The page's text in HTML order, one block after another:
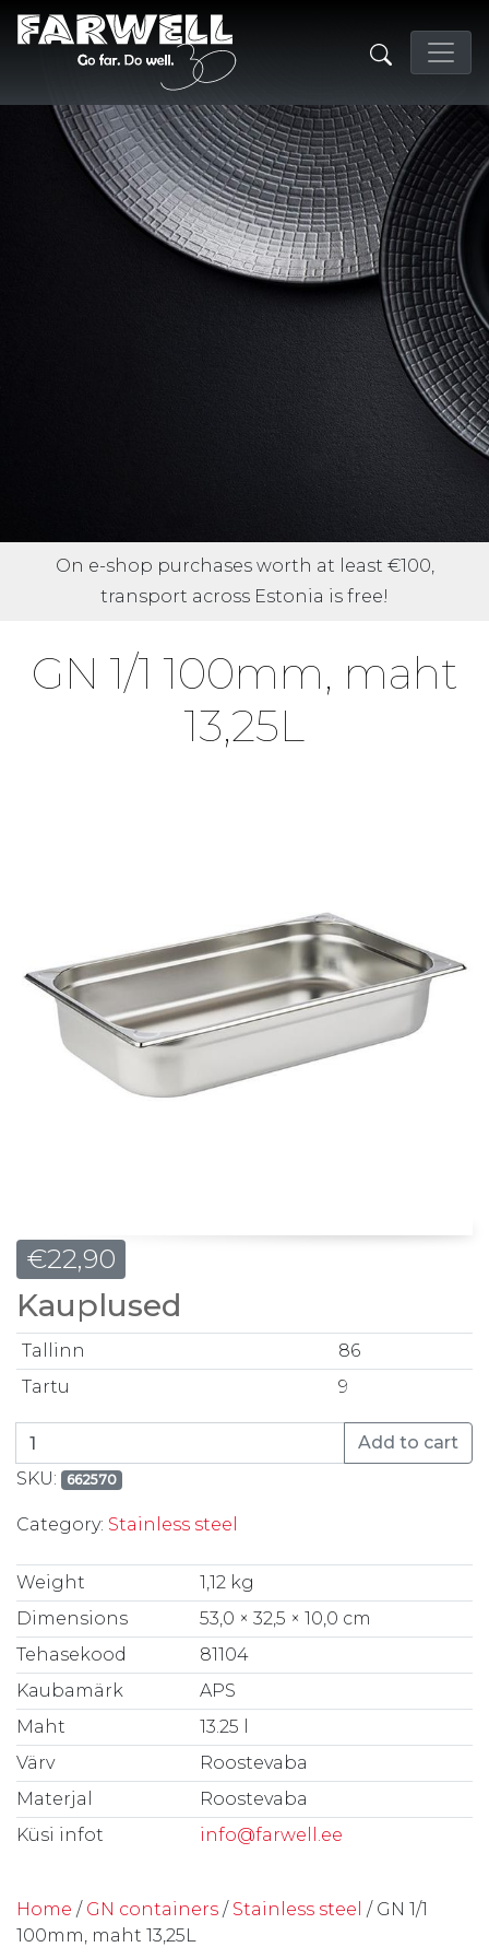
On e-shop purchases worth at least €100,
transport across Estonia is free!
GN 1/1 100mm, maht
13,25L
€22,90
Kauplused
Tallinn
86
Tartu
9
GN 1/1 100mm, maht 13,25L quantity
Add to cart
SKU:
662570
Category: Stainless steel
Weight
1,12 kg
Dimensions
53,0 × 32,5 × 10,0 cm
Tehasekood
81104
Kaubamärk
APS
Maht
13.25 l
Värv
Roostevaba
Materjal
Roostevaba
Küsi infot
info@farwell.ee
Home / GN containers / Stainless steel / GN 1/1
100mm, maht 13,25L